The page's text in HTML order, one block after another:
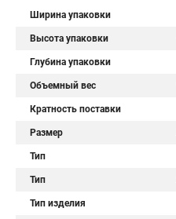
Ширина упаковки
Высота упаковки
Глубина упаковки
Объемный вес
Кратность поставки
Размер
Тип
Тип
Тип изделия